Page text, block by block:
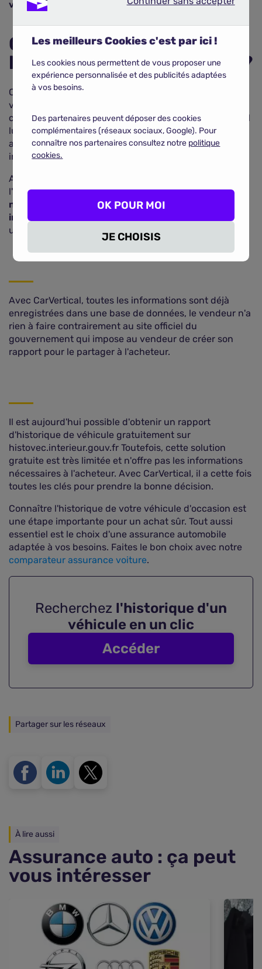
véhicule.
Comment trouver
l'historique d'un véhicule ?
Côté acheteurs, la démarche est très simple. Si le
vendeur a utilisé HistoVec pour mettre à l'acheteur de
connaître l'historique du véhicule, il dispose d'un lien. Il
lui suffit de transmettre ce lien à l'acquéreur potentiel
afin qu'il puisse prendre connaissance de toutes les
informations nécessaires.
Avec CarVertical, l'acheteur n'a pas besoin d'attendre
l'autorisation du vendeur.Il peut simplement saisir le
numéro de plaque ou le VIN et accéder à toutes les
informations
universel.
Avec CarVertical, toutes les informations sont déjà
enregistrées dans une base de données, le vendeur n'a
rien à faire contrairement au site officiel du
gouvernement qui impose au vendeur de créer son
rapport pour le partager à l'acheteur.
Il est aujourd'hui possible d'obtenir un rapport
d'historique de véhicule gratuitement sur
histovec.interieur.gouv.fr Toutefois, cette solution
gratuite est très limitée et n'offre pas les informations
nécessaires à l'acheteur. Avec CarVertical, il a cette fois
toutes les clés pour prendre la bonne décision.
Connaître l'historique de votre véhicule d'occasion est
une étape importante pour un achat sûr. Tout aussi
essentiel est le choix d'une assurance automobile
adaptée à vos besoins. Faites le bon choix avec notre
comparateur assurance voiture.
Recherchez l'historique d'un
véhicule en un clic
Accéder
Partager sur les réseaux
À lire aussi
Assurance auto : ça peut
vous intéresser
Les meilleurs Cookies c'est par ici !
Les cookies nous permettent de vous proposer une
expérience personnalisée et des publicités adaptées
à vos besoins.
Des partenaires peuvent déposer des cookies
complémentaires (réseaux sociaux, Google). Pour
connaître nos partenaires consultez notre politique
cookies.
JE CHOISIS
OK POUR MOI
Continuer sans accepter